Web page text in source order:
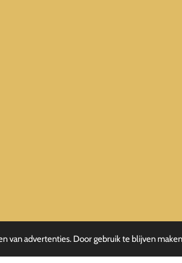
advertenties. Door gebruik te blijven